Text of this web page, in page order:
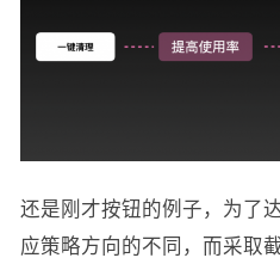
还是刚才按钮的例子，为了
应策略方向的不同，而采取